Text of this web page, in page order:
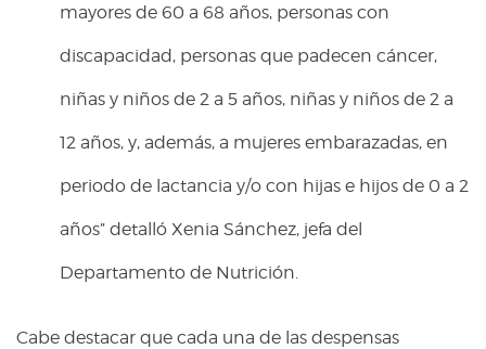
mayores de 60 a 68 años, personas con
discapacidad, personas que padecen cáncer,
niñas y niños de 2 a 5 años, niñas y niños de 2 a
12 años, y, además, a mujeres embarazadas, en
periodo de lactancia y/o con hijas e hijos de 0 a 2
años” detalló Xenia Sánchez, jefa del
Departamento de Nutrición.
Cabe destacar que cada una de las despensas